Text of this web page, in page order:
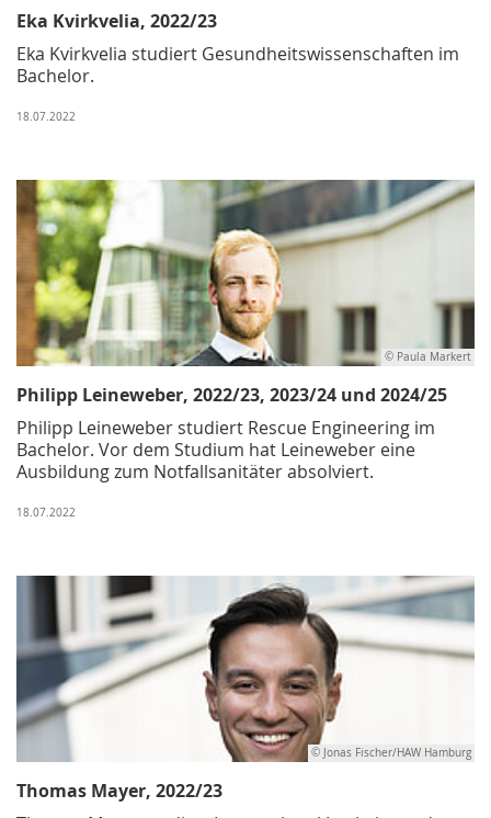
Eka Kvirkvelia, 2022/23
Eka Kvirkvelia studiert Gesundheitswissenschaften im
Bachelor.
18.07.2022
© Paula Markert
Philipp Leineweber, 2022/23, 2023/24 und 2024/25
Philipp Leineweber studiert Rescue Engineering im
Bachelor. Vor dem Studium hat Leineweber eine
Ausbildung zum Notfallsanitäter absolviert.
18.07.2022
© Jonas Fischer/HAW Hamburg
Thomas Mayer, 2022/23